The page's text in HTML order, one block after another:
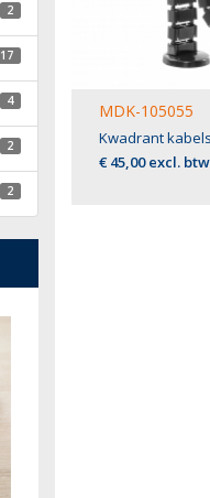
MDK-105055
Kwadrant
€ 45,00 excl. btw
2
17
4
2
2